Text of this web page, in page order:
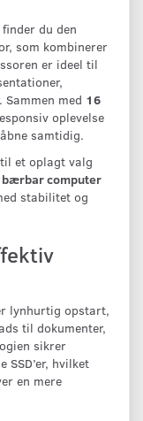
du den
som kombinerer
er ideel til
med 16
oplevelse
samtidig.
et oplagt valg
computer
stabilitet og
lynhurtig opstart,
til dokumenter,
sikrer
hvilket
en mere